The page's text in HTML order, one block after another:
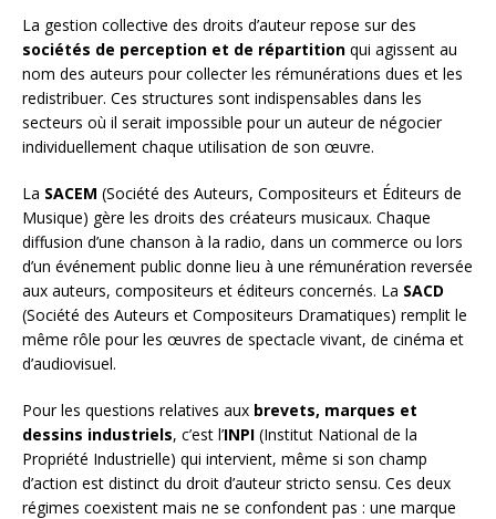
La gestion collective des droits d’auteur repose sur des
sociétés de perception et de répartition qui agissent au
nom des auteurs pour collecter les rémunérations dues et les
redistribuer. Ces structures sont indispensables dans les
secteurs où il serait impossible pour un auteur de négocier
individuellement chaque utilisation de son œuvre.
La SACEM (Société des Auteurs, Compositeurs et Éditeurs de
Musique) gère les droits des créateurs musicaux. Chaque
diffusion d’une chanson à la radio, dans un commerce ou lors
d’un événement public donne lieu à une rémunération reversée
aux auteurs, compositeurs et éditeurs concernés. La SACD
(Société des Auteurs et Compositeurs Dramatiques) remplit le
même rôle pour les œuvres de spectacle vivant, de cinéma et
d’audiovisuel.
Pour les questions relatives aux brevets, marques et
dessins industriels, c’est l’INPI (Institut National de la
Propriété Industrielle) qui intervient, même si son champ
d’action est distinct du droit d’auteur stricto sensu. Ces deux
régimes coexistent mais ne se confondent pas : une marque